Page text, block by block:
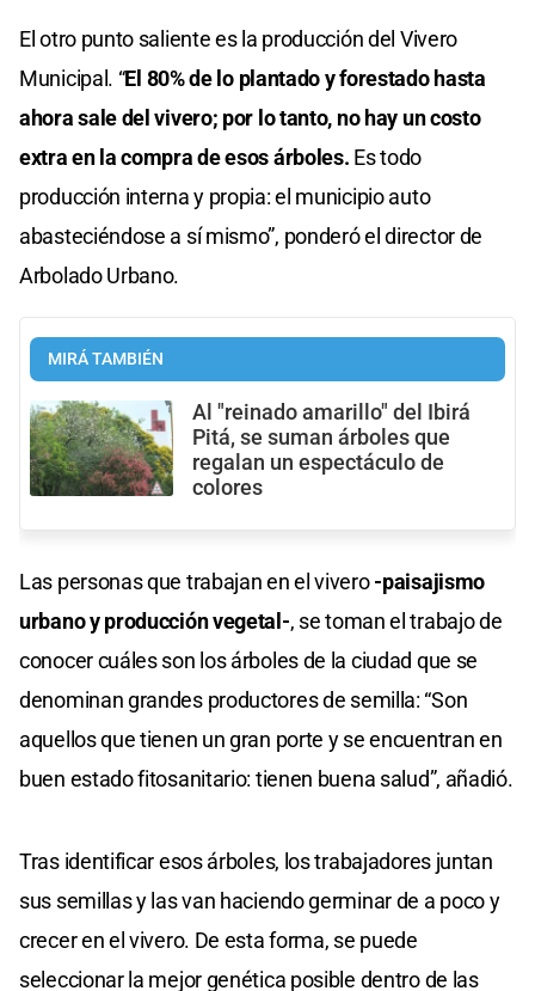
El otro punto saliente es la producción del Vivero
Municipal. “El 80% de lo plantado y forestado hasta
ahora sale del vivero; por lo tanto, no hay un costo
extra en la compra de esos árboles. Es todo
producción interna y propia: el municipio auto
abasteciéndose a sí mismo”, ponderó el director de
Arbolado Urbano.
MIRÁ TAMBIÉN
Al "reinado amarillo" del Ibirá
Pitá, se suman árboles que
regalan un espectáculo de
colores
Las personas que trabajan en el vivero-paisajismo
urbano y producción vegetal-, se toman el trabajo de
conocer cuáles son los árboles de la ciudad que se
denominan grandes productores de semilla: “Son
aquellos que tienen un gran porte y se encuentran en
buen estado fitosanitario: tienen buena salud”, añadió.
Tras identificar esos árboles, los trabajadores juntan
sus semillas y las van haciendo germinar de a poco y
crecer en el vivero. De esta forma, se puede
seleccionar la mejor genética posible dentro de las